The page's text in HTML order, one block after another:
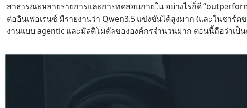
สาธารณะหลายรายการและการทดสอบภายใน อย่างไรก็ดี
ต่ออินเฟอเรนซ์ มีรายงานว่า Qwen3.5 แข่งขันได้สูงมาก (และในชาร์
งานแบบ agentic และมัลติโมดัลขององค์กรจำนวนมาก ตอนนี้ถือว่าเป็